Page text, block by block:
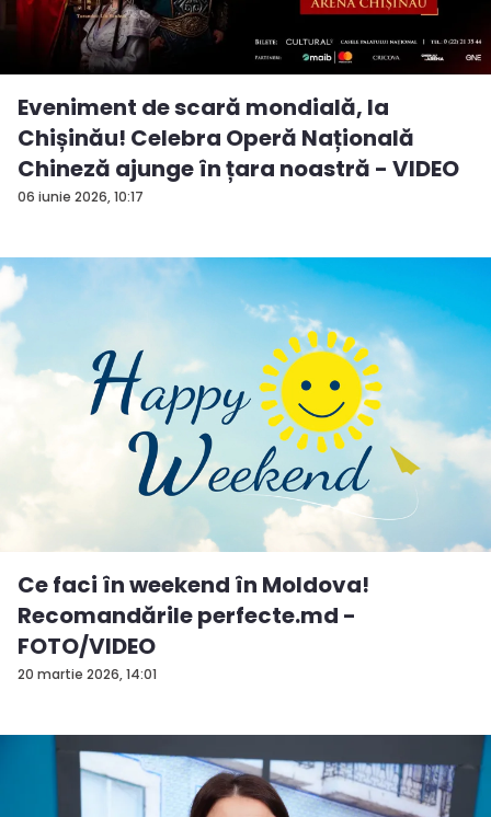
06 iunie 2026, 10:17
Eveniment de scară mondială, la
Chișinău! Celebra Operă Națională
Chineză ajunge în țara noastră - VIDEO
20 martie 2026, 14:01
Ce faci în weekend în Moldova!
Recomandările perfecte.md -
FOTO/VIDEO